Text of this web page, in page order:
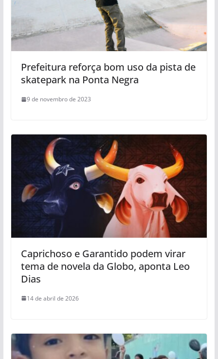
Prefeitura reforça bom uso da pista de
skatepark na Ponta Negra
9 de novembro de 2023
Caprichoso e Garantido podem virar
tema de novela da Globo, aponta Leo
Dias
14 de abril de 2026